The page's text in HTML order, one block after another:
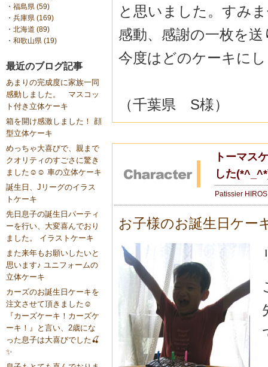
・ 福島県 (59)
・ 兵庫県 (169)
・ 北海道 (89)
・ 和歌山県 (19)
最近のブログ記事
あまりの完成度に家族一同
感動しました。 マスコッ
ト付き立体ケーキ
箱を開け感激しました！ 顔
型立体ケーキ
めっちゃ大喜びで、親まで
クオリティのすごさに驚き
ました☺️☺️ 車の立体ケーキ
誕生日、Jリーグのイラス
トケーキ
先日息子の誕生日パーティ
ーを行い、大変喜んでおり
ました。 イラストケーキ
また来年もお願いしたいと
思います♪ ユニフォームの
立体ケーキ
カーズのお誕生日ケーキを
注文させて頂きました☺️
『カーズケーキ！カーズケ
ーキ！』と言い、2歳にな
った息子は大喜びでした🍒
✨
と思いました。すみ
感動、感謝の一枚を
今度はどのケーキに
（千葉県 S様）
トーマス
した
Patissier
お子様のお誕生日ケー